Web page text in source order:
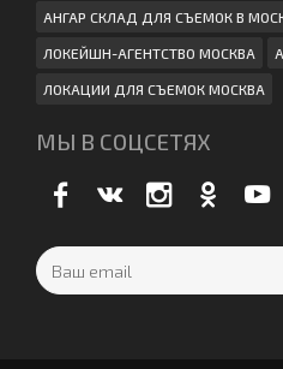
АНГАР СКЛАД ДЛЯ СЪЕМОК В
ЛОКЕЙШН-АГЕНТСТВО МОСКВА
ЛОКАЦИИ ДЛЯ СЪЕМОК МОСКВА
МЫ В СОЦСЕТЯХ